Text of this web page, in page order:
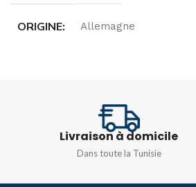
ORIGINE Allemagne
COURANT NOMINAL
Livraison à domicile
Dans toute la Tunisie